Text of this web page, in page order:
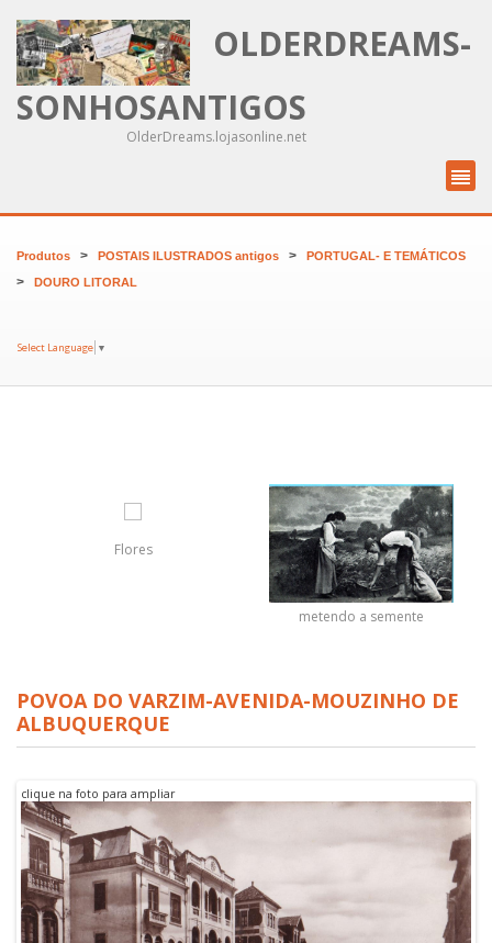
OLDERDREAMS-
SONHOSANTIGOS
OlderDreams.lojasonline.net
Produtos > POSTAIS ILUSTRADOS antigos > PORTUGAL- E TEMÁTICOS
> DOURO LITORAL
Select Language ▼
Flores
metendo a semente
POVOA DO VARZIM-AVENIDA-MOUZINHO DE
ALBUQUERQUE
clique na foto para ampliar